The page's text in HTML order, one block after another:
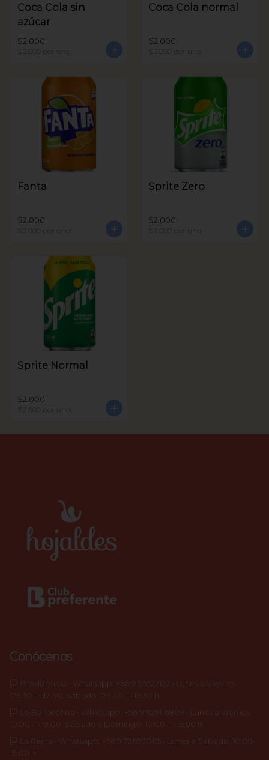
Coca Cola sin
azúcar
$2.000
$2.000 por und
Coca Cola normal
$2.000
$2.000 por und
Fanta
$2.000
$2.000 por und
Sprite Zero
$2.000
$2.000 por und
Sprite Normal
$2.000
$2.000 por und
Conócenos
🏳️ Providencia • Whatsapp: +56 9 53522122 • Lunes a Viernes:
09:30 ― 17:30. Sábado: 09:30 ― 15:30 h.
🏳️ Lo Barnechea • Whatsapp: +56 9 9291 6809 • Lunes a Viernes
10:00 ― 19:00. Sábado y Domingo: 10:00 ― 15:00 h.
🏳️ La Reina • Whatsapp: +56 9 72693065 • Lunes a Sábado: 10:00-
19:00 h